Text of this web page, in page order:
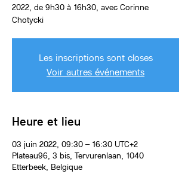
2022, de 9h30 à 16h30, avec Corinne
Les inscriptions sont closes
Voir autres événements
Heure et lieu
03 juin 2022, 09:30 – 16:30 UTC+2
Plateau96, 3 bis, Tervurenlaan, 1040
Etterbeek, Belgique